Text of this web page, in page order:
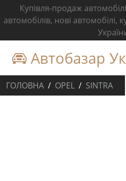
Купівля-продаж
автомобілів, нові автомобілі,
Автобазар
ГОЛОВНА OPEL SINTRA